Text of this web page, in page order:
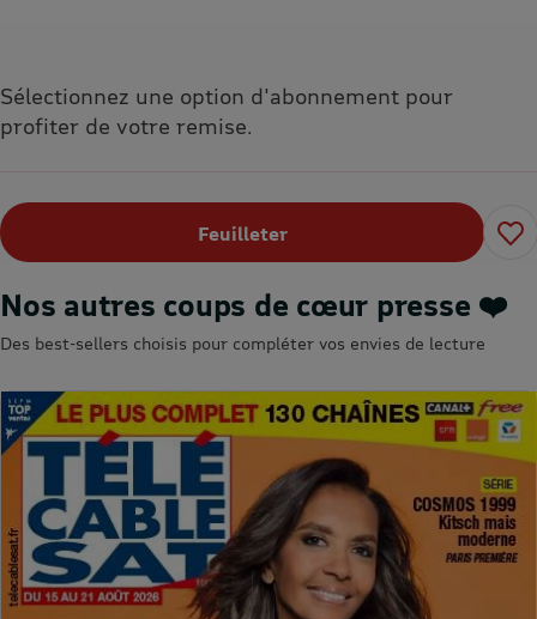
Sélectionnez une option d'abonnement pour
profiter de votre remise.
Feuilleter
Nos autres coups de cœur presse ❤️
Des best-sellers choisis pour compléter vos envies de lecture